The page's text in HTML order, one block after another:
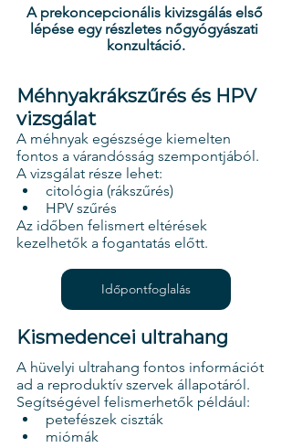
A prekoncepcionális kivizsgálás első
lépése egy részletes nőgyógyászati
konzultáció.
Méhnyakrákszűrés és HPV
vizsgálat
A méhnyak egészsége kiemelten
fontos a várandósság szempontjából.
A vizsgálat része lehet:
citológia (rákszűrés)
HPV szűrés
Az időben felismert eltérések
kezelhetők a fogantatás előtt.
Időpontfoglalás
Kismedencei ultrahang
A hüvelyi ultrahang fontos információt
ad a reproduktív szervek állapotáról.
Segítségével felismerhetők például:
petefészek ciszták
miómák